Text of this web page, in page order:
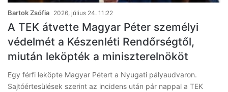
Bartok Zsófia 2026, július 24. 11:22
A TEK átvette Magyar Péter személyi
védelmét a Készenléti Rendőrségtől,
miután leköpték a miniszterelnököt
Egy férfi leköpte Magyar Pétert a Nyugati pályaudvaron.
Sajtóértesülések szerint az incidens után pár nappal a TEK